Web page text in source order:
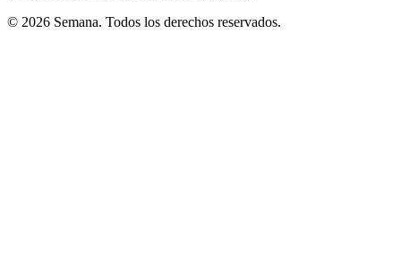
© 2026 Semana. Todos los derechos reservados.